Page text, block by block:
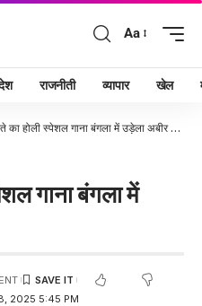
Aa
राजनीती व्यापार खेल
का होली स्पेशल गाना बंगला में उड़ेला अबीर रिलीज
गाना बंगला में
2025 5:45 PM